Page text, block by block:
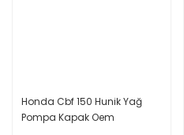
Honda Cbf 150 Hunik Yağ
Pompa Kapak Oem